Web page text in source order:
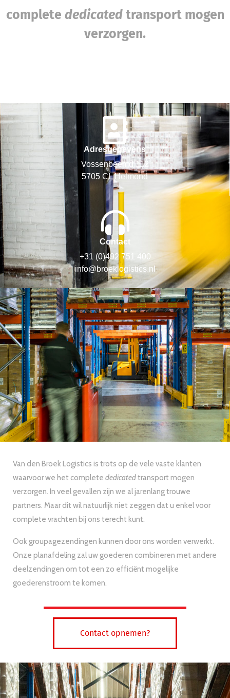
complete dedicated transport mogen
verzorgen.
Adresgegevens
Vossenbeemd 112
5705 CL Helmond
Contact
+31 (0)492 751 400
info@broeklogistics.nl
Van den Broek Logistics is trots op de vele vaste klanten
waarvoor we het complete dedicatedtransport mogen
verzorgen. In veel gevallen zijn we al jarenlang trouwe
partners. Maar dit wil natuurlijk niet zeggen dat u enkel voor
complete vrachten bij ons terecht kunt.
Ook groupagezendingen kunnen door ons worden verwerkt.
Onze planafdeling zal uw goederen combineren met andere
deelzendingen om tot een zo efficiënt mogelijke
goederenstroom te komen.
Contact opnemen?